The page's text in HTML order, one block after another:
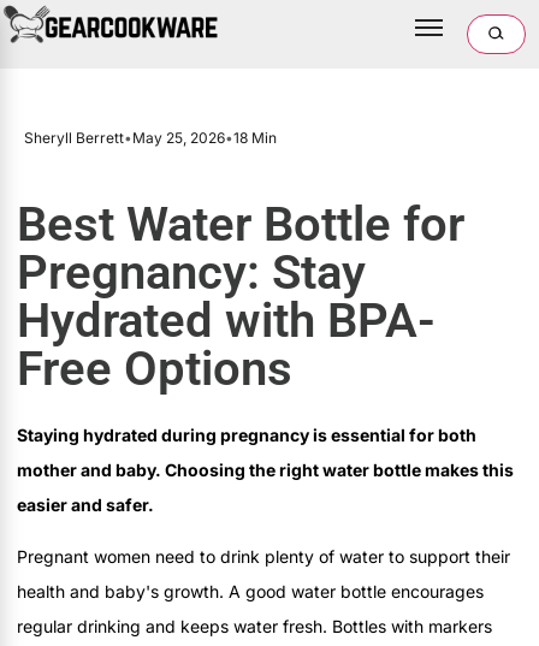
Sheryll Berrett•May 25, 2026•18 Min
Best Water Bottle for
Pregnancy: Stay
Hydrated with BPA-
Free Options
Staying hydrated during pregnancy is essential for both
mother and baby. Choosing the right water bottle makes this
easier and safer.
Pregnant women need to drink plenty of water to support their
health and baby's growth. A good water bottle encourages
regular drinking and keeps water fresh. Bottles with markers